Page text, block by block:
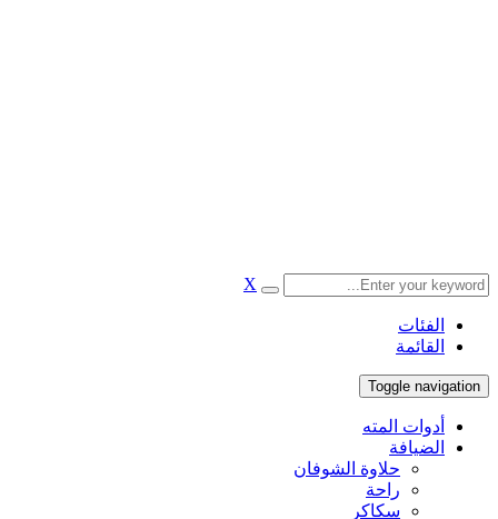
X
الفئات
القائمة
Toggle navigation
أدوات المته
الضيافة
حلاوة الشوفان
راحة
سكاكر